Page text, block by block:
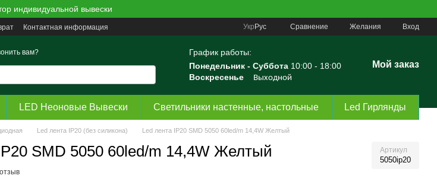
индивидуальной вывески
Контактная информация
Укр Рус Сравнение Желания Вход
вам?
График работы:
Понедельник - Суббота 10:00 - 18:00
Воскресенье
Выходной
Мой заказ
LED Неоновые Вывески Светильники настенные, настольные Led Гирлянды
Led лента ІР20 (без силикона) Led лента IP20 SMD 5050 60led/m 14,4W Желтый
SMD 5050 60led/m 14,4W Желтый Артикул
5050ір20